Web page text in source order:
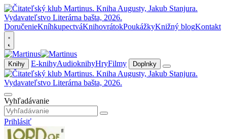
DoručenieKníhkupectváKnihovrátokPoukážkyKnižný blogKontakt
Knihy E-knihyAudioknihyHryFilmy Doplnky
Vyhľadávanie
Prihlásiť